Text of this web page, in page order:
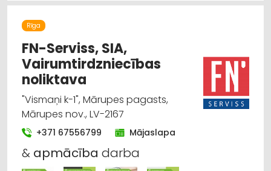
Rīga
FN-Serviss, SIA,
Vairumtirdzniecības
noliktava
"Vismaņi k-1", Mārupes pagasts,
Mārupes nov., LV-2167
+371 67556799 Mājaslapa
& apmācība darba